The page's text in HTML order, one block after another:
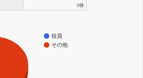
0株
役員
その他